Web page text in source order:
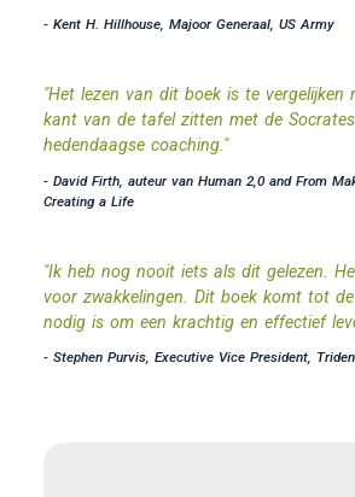
- Kent H. Hillhouse, Majoor Generaal, US Army
"Het lezen van dit boek is te vergelijken
kant van de tafel zitten met de
hedendaagse coaching."
- David Firth, auteur van Human 2,0 and From
Creating a Life
"Ik heb nog nooit iets als dit gelezen.
voor zwakkelingen. Dit boek komt tot
nodig is om een krachtig en effectief
- Stephen Purvis, Executive Vice President,